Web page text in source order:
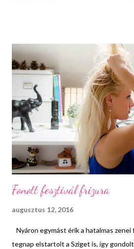
mert szerettem volna valami újat, tőlem
kipróbálni és bizony nem csalódtam. Ez
beütésű haj nagyon tetszett, a hozzá
sminkkel együtt pedig még jobban
szuper zenékre bulizhattok az óriási
pedig világító neon kellékekkel
egyébként nem véletlenül...
Fonott fesztivál frizura
augusztus 12, 2016
Nyáron egymást érik a hatalmas zenei
tegnap elstartolt a Sziget is, így